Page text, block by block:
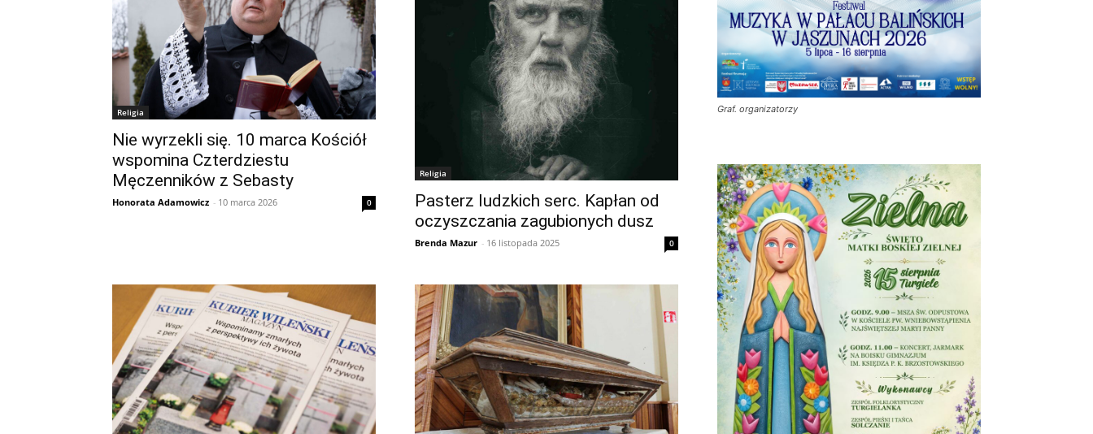
Religia
Nie wyrzekli się. 10 marca Kościół
wspomina Czterdziestu
Męczenników z Sebasty
Honorata Adamowicz - 10 marca 2026 0
Religia
Pasterz ludzkich serc. Kapłan od
oczyszczania zagubionych dusz
Brenda Mazur - 16 listopada 2025 0
Graf. organizatorzy